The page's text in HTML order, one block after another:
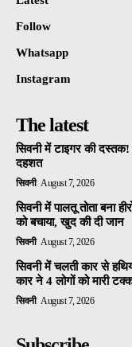
Follow
Whatsapp
Instagram
The latest
सिवनी में टाइगर की
दहशत
सिवनी August 7, 2026
सिवनी में पालतू तोता बना
को बचाया, खुद की दी जान
सिवनी August 7, 2026
सिवनी में चलती कार से
कार ने 4 लोगों को मारी
सिवनी August 7, 2026